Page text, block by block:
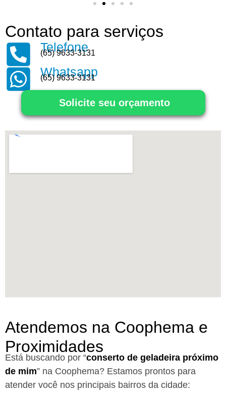
Contato para serviços
Telefone
(65) 9633-3131
Whatsapp
(65) 9633-3131
Solicite seu orçamento
Atendemos na Coophema e
Proximidades
Está buscando por “conserto de geladeira próximo
de mim” na Coophema? Estamos prontos para
atender você nos principais bairros da cidade: